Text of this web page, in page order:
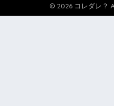
© 2026 コレダレ？